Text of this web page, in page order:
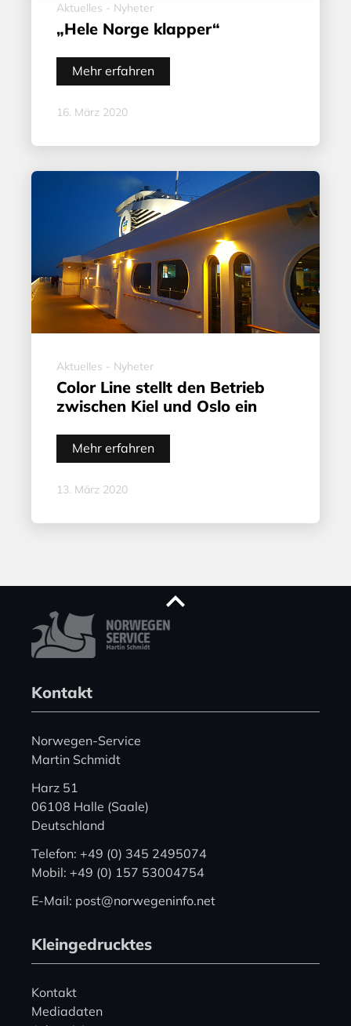
Aktuelles - Nyheter
„Hele Norge klapper“
Mehr erfahren
16. März 2020
Aktuelles - Nyheter
Color Line stellt den Betrieb
zwischen Kiel und Oslo ein
Mehr erfahren
13. März 2020
Kontakt
Norwegen-Service
Martin Schmidt
Harz 51
06108 Halle (Saale)
Deutschland
Telefon: +49 (0) 345 2495074
Mobil: +49 (0) 157 53004754
E-Mail: post@norwegeninfo.net
Kleingedrucktes
Kontakt
Mediadaten